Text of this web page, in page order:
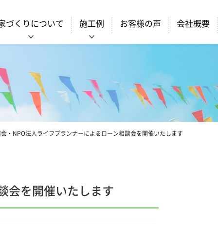
づくりについて 施工例 お客様の声 会社概要
・NPO法人ライフプランナーによるローン相談会を開催いたします
会を開催いたします